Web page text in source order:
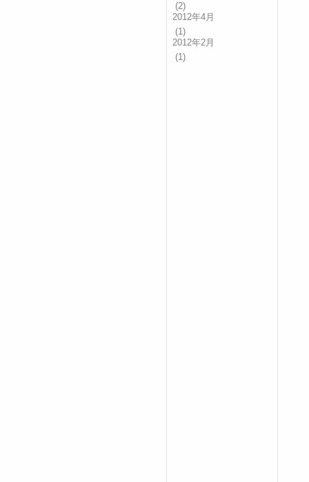
(2)
2012年4月
(1)
2012年2月
(1)